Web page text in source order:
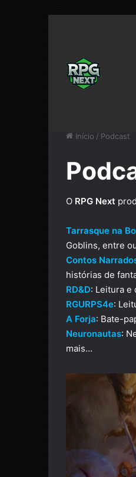
Início / Podcast
O RPG Next
Tarrasque na
Goblins, entre
Contos
histórias de
RD&D: Leitura e
RGURPS4e:
A Forja: Bate-
Neuronautas:
mais…